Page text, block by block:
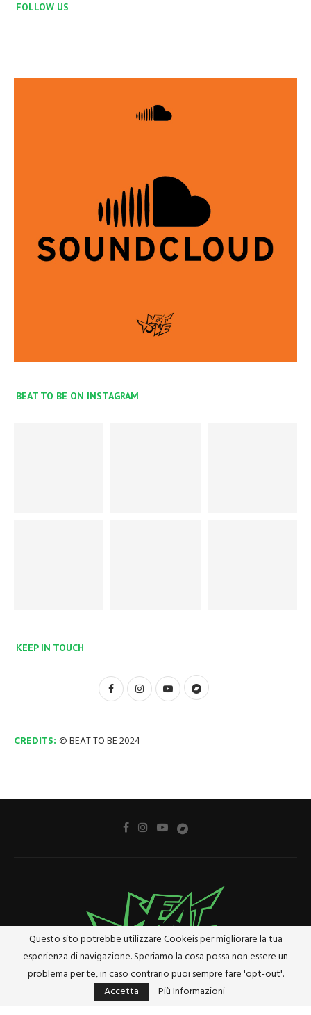
FOLLOW US
BEAT TO BE ON INSTAGRAM
KEEP IN TOUCH
CREDITS: © BEAT TO BE 2024
Cookie Policy
Questo sito potrebbe utilizzare Cookeis per migliorare la tua
esperienza di navigazione. Speriamo la cosa possa non essere un
problema per te, in caso contrario puoi sempre fare 'opt-out'.
Accetta
Più Informazioni